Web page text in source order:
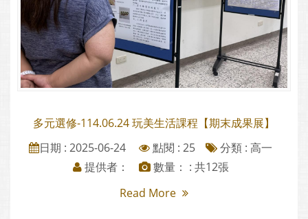
多元選修-114.06.24 玩美生活課程【期末成果展】
日期 : 2025-06-24
點閱 : 25 分類 : 高一
提供者：
數量： : 共12張
Read More